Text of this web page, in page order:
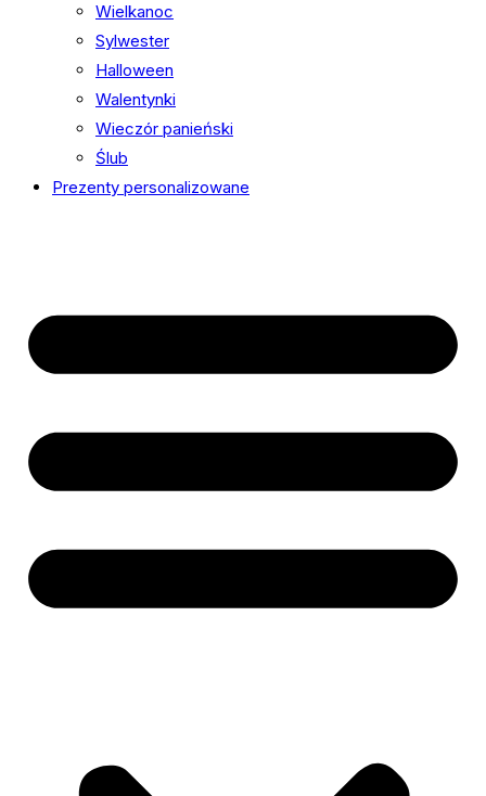
Wielkanoc
Sylwester
Halloween
Walentynki
Wieczór panieński
Ślub
Prezenty personalizowane